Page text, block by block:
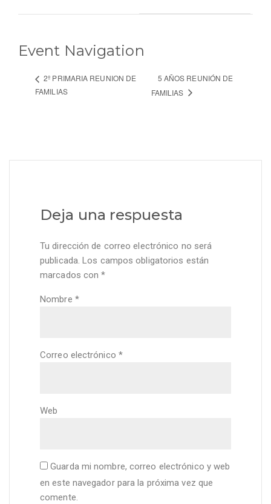
Event Navigation
2º PRIMARIA REUNION DE
FAMILIAS
5 AÑOS REUNIÓN DE
FAMILIAS
Deja una respuesta
Tu dirección de correo electrónico no será
publicada. Los campos obligatorios están
marcados con*
Nombre *
Correo electrónico *
Web
Guarda mi nombre, correo electrónico y web
en este navegador para la próxima vez que
comente.